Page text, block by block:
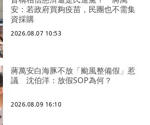
安：若政府買夠疫苗，民團也不需集
資採購
2026.08.07 10:53
蔣萬安白海豚不放「颱風整備假」惹
議 沈伯洋：放假SOP為何？
2026.08.09 16:10